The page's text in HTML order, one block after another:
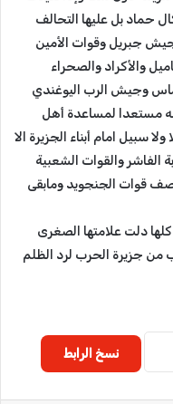
حماد بل عليها التحالف
جبريل وقوات الأمين
والأكراد والصحراء
وجيش الرب اليوغندي
مستعدا لمساعدة أهل
سبيل امام أبناء الجزيرة الا
الفاشر والقوات الشعبية
قوات الجنجويد ومابقى
دلت علامتها الصغرى
من جزيرة الحرب لرد الظلم
نسخ الرابط